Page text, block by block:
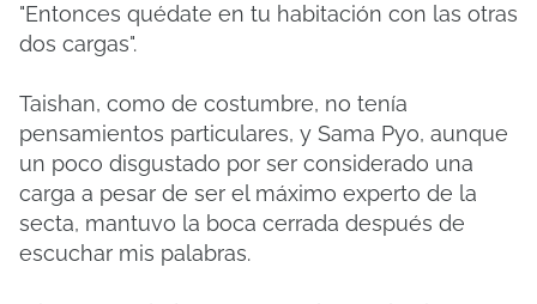
"Entonces quédate en tu habitación con las otras
dos cargas".
Taishan, como de costumbre, no tenía
pensamientos particulares, y Sama Pyo, aunque
un poco disgustado por ser considerado una
carga a pesar de ser el máximo experto de la
secta, mantuvo la boca cerrada después de
escuchar mis palabras.